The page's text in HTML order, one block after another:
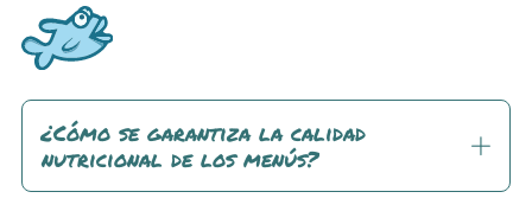
¿Cómo se garantiza la calidad
nutricional de los menús?